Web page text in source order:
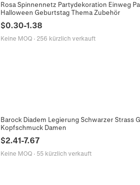
Rosa Spinnennetz Partydekoration Einweg
Halloween Geburtstag Thema Zubehör
$0.30-1.38
Keine MOQ · 256 kürzlich verkauft
Barock Diadem Legierung Schwarzer Strass
Kopfschmuck Damen
$2.41-7.67
Keine MOQ · 55 kürzlich verkauft